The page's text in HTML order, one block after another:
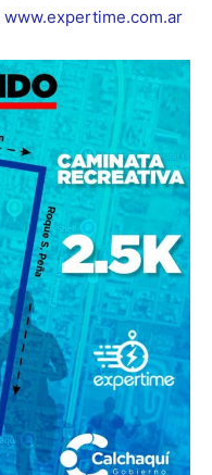
www.expertime.com.ar